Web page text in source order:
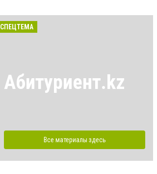
СПЕЦТЕМА
Абитуриент.kz
Все материалы здесь